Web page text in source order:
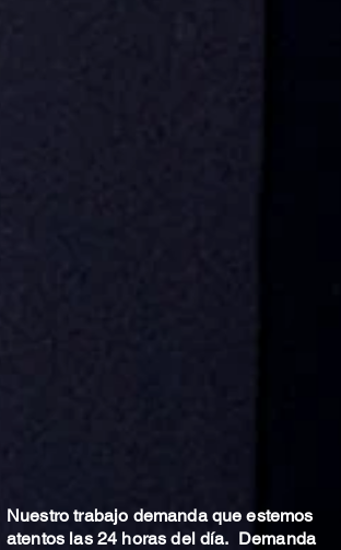
Nuestro trabajo demanda que estemos
atentos las 24 horas del día. Demanda